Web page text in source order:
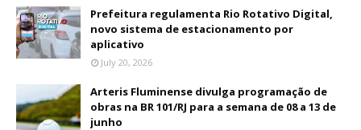
Prefeitura regulamenta Rio Rotativo Digital,
novo sistema de estacionamento por
aplicativo
July 20, 2026
Arteris Fluminense divulga programação de
obras na BR 101/RJ para a semana de 08 a 13 de
junho